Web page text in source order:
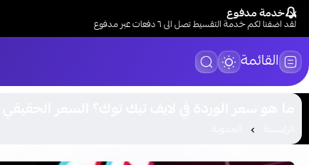
خدمة مدفوع
لقد اضفنا لكم خدمة التقسيط تصل الى ٦ دفعات عبر مدفوع
القائمة